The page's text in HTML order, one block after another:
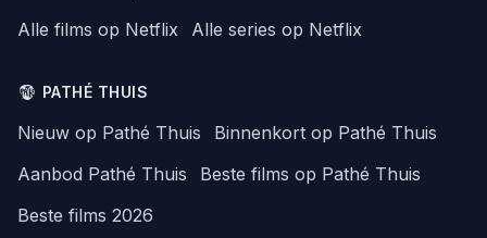
Alle films op Netflix
Alle series op Netflix
PATHÉ THUIS
Nieuw op Pathé Thuis
Binnenkort op Pathé Thuis
Aanbod Pathé Thuis
Beste films op Pathé Thuis
Beste films 2026